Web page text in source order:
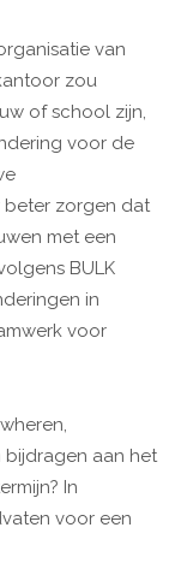
van
zou
of school zijn,
voor de
beter zorgen dat
met een
BULK
in
voor
bijdragen aan het
In
voor een